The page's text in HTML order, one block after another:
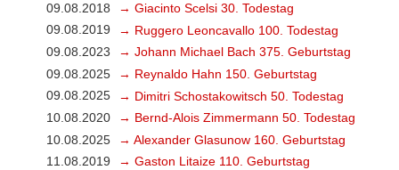
09.08.2018
→ Giacinto Scelsi 30. Todestag
09.08.2019
→ Ruggero Leoncavallo 100. Todestag
09.08.2023
→ Johann Michael Bach 375. Geburtstag
09.08.2025
→ Reynaldo Hahn 150. Geburtstag
09.08.2025
→ Dimitri Schostakowitsch 50. Todestag
10.08.2020
→ Bernd-Alois Zimmermann 50. Todestag
10.08.2025
→ Alexander Glasunow 160. Geburtstag
11.08.2019
→ Gaston Litaize 110. Geburtstag